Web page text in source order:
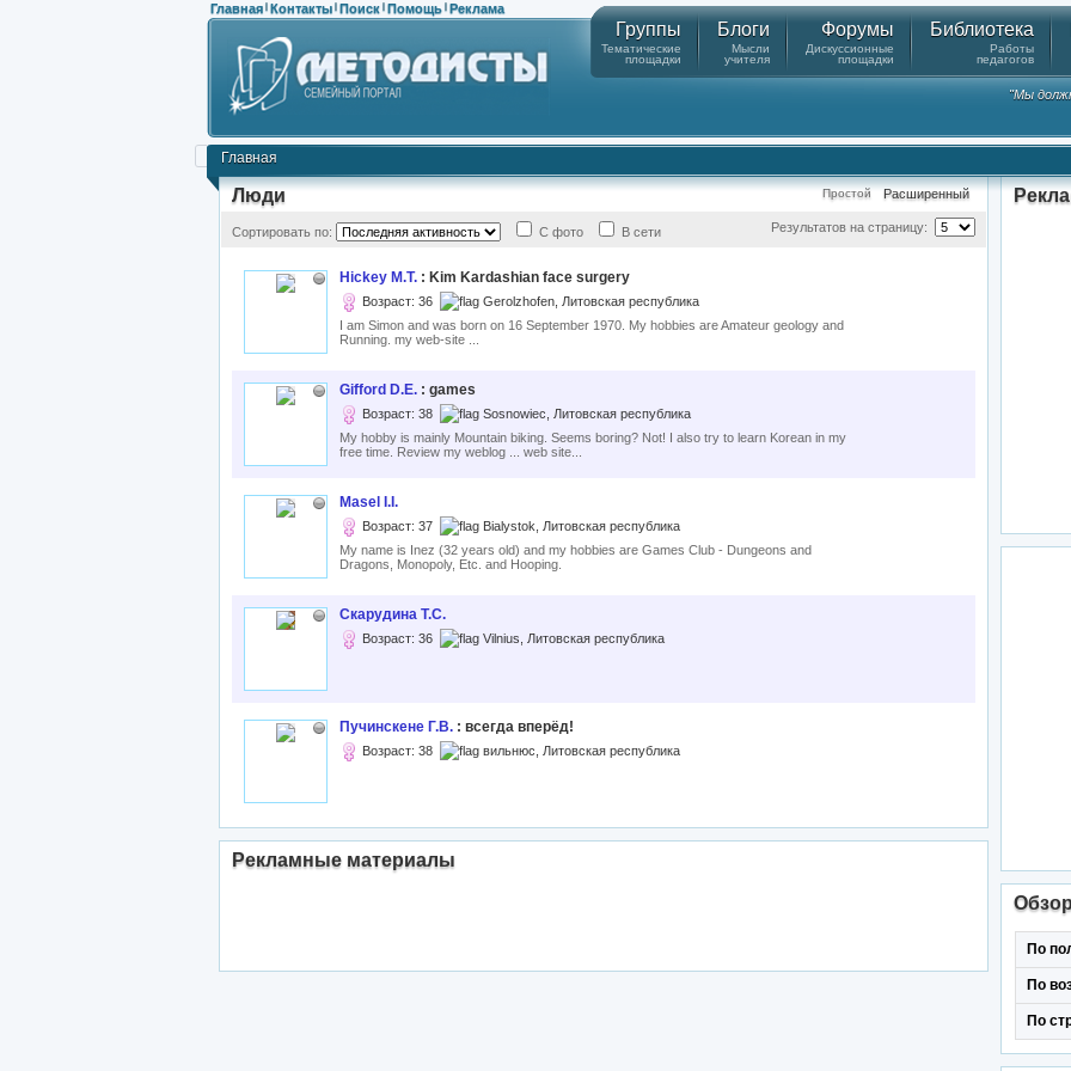
Главная | Контакты | Поиск | Помощь | Реклама
Группы
Тематические
площадки
Блоги
Мысли
учителя
Форумы
Дискуссионные
площадки
Библиотека
Работы
педагогов
"Мы
Главная
Люди Простой Расширенный
Сортировать по: С фото В сети Результатов на страницу:
Hickey M.T. : Kim Kardashian face surgery
Возраст: 36
Gerolzhofen, Литовская республика
I am Simon and was born on 16 September 1970. My hobbies are Amateur geology and
Running. my web-site ...
Gifford D.E. : games
Возраст: 38
Sosnowiec, Литовская республика
My hobby is mainly Mountain biking. Seems boring? Not! I also try to learn Korean in my
free time. Review my weblog ... web site...
Masel I.I.
Возраст: 37
Bialystok, Литовская республика
My name is Inez (32 years old) and my hobbies are Games Club - Dungeons and
Dragons, Monopoly, Etc. and Hooping.
Скарудина Т.С.
Возраст: 36 Vilnius, Литовская республика
Пучинскене Г.В. : всегда вперёд!
Возраст: 38 вильнюс, Литовская республика
Рекламные материалы
По
По
По